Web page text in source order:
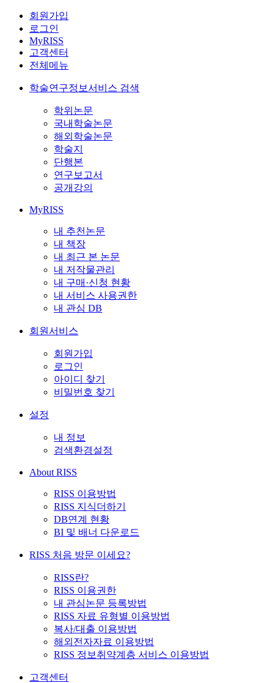
회원가입
로그인
MyRISS
고객센터
전체메뉴
학술연구정보서비스 검색
학위논문
국내학술논문
해외학술논문
학술지
단행본
연구보고서
공개강의
MyRISS
내 추천논문
내 책장
내 최근 본 논문
내 저작물관리
내 구매·신청 현황
내 서비스 사용권한
내 관심 DB
회원서비스
회원가입
로그인
아이디 찾기
비밀번호 찾기
설정
내 정보
검색환경설정
About RISS
RISS 이용방법
RISS 지식더하기
DB연계 현황
BI 및 배너 다운로드
RISS 처음 방문 이세요?
RISS란?
RISS 이용권한
내 관심논문 등록방법
RISS 자료 유형별 이용방법
복사/대출 이용방법
해외전자자료 이용방법
RISS 정보취약계층 서비스 이용방법
고객센터